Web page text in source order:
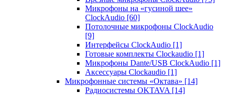
Микрофоны на «гусиной шее»
ClockAudio [60]
Потолочные микрофоны ClockAudio
[9]
Интерфейсы ClockAudio [1]
Готовые комплекты Clockaudio [1]
Микрофоны Dante/USB ClockAudio [1]
Аксессуары Clockaudio [1]
Микрофонные системы «Октава» [14]
Радиосистемы OKTAVA [14]